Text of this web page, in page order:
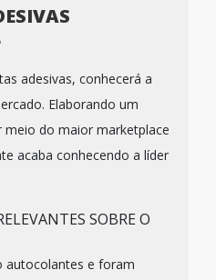
adesivas, conhecerá a
Elaborando um
do maior marketplace
acaba conhecendo a líder
SOBRE O
autocolantes e foram